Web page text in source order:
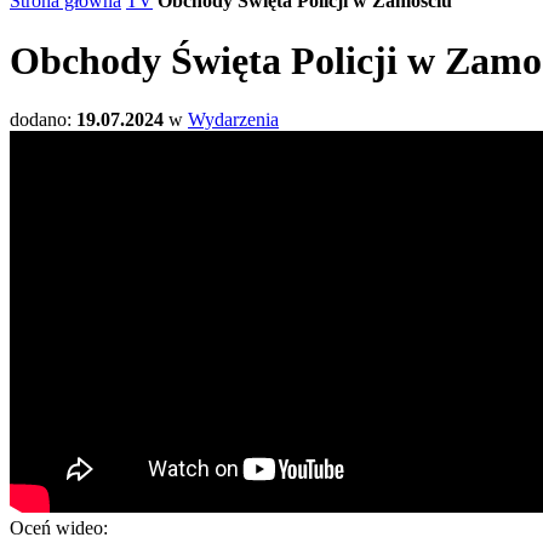
Obchody Święta Policji w
dodano: 19.07.2024 w Wydarzenia
Oceń wideo: